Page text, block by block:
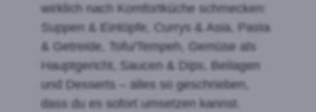
wirklich nach Komfortküche schmecken:
Suppen & Eintöpfe, Currys & Asia, Pasta
& Getreide, Tofu/Tempeh, Gemüse als
Hauptgericht, Saucen & Dips, Beilagen
und Desserts – alles so geschrieben,
dass du es sofort umsetzen kannst.